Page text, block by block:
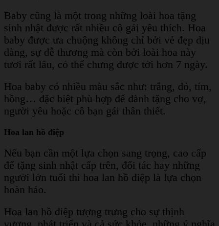
Baby cũng là một trong những loài hoa tặng
sinh nhật được rất nhiều cô gái yêu thích. Hoa
baby được ưa chuộng không chỉ bởi vẻ đẹp dịu
dàng, sự dễ thương mà còn bởi loài hoa này
tươi rất lâu, có thể chưng được tới hơn 7 ngày.
Hoa baby có nhiều màu sắc như: trắng, đỏ, tím,
hồng… đặc biệt phù hợp để dành tặng cho vợ,
người yêu hoặc cô bạn gái thân thiết.
Hoa lan hồ điệp
Nếu bạn cần một lựa chọn sang trọng, cao cấp
để tặng sinh nhật cấp trên, đối tác hay những
người lớn tuổi thì hoa lan hồ điệp là lựa chọn
hoàn hảo.
Hoa lan hồ điệp tượng trưng cho sự thịnh